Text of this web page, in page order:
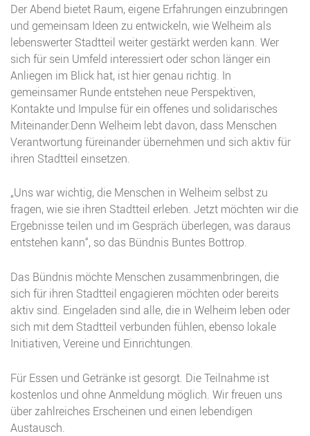
Der Abend bietet Raum, eigene Erfahrungen einzubringen
und gemeinsam Ideen zu entwickeln, wie Welheim als
lebenswerter Stadtteil weiter gestärkt werden kann. Wer
sich für sein Umfeld interessiert oder schon länger ein
Anliegen im Blick hat, ist hier genau richtig. In
gemeinsamer Runde entstehen neue Perspektiven,
Kontakte und Impulse für ein offenes und solidarisches
Miteinander.Denn Welheim lebt davon, dass Menschen
Verantwortung füreinander übernehmen und sich aktiv für
ihren Stadtteil einsetzen.
„Uns war wichtig, die Menschen in Welheim selbst zu
fragen, wie sie ihren Stadtteil erleben. Jetzt möchten wir die
Ergebnisse teilen und im Gespräch überlegen, was daraus
entstehen kann“, so das Bündnis Buntes Bottrop.
Das Bündnis möchte Menschen zusammenbringen, die
sich für ihren Stadtteil engagieren möchten oder bereits
aktiv sind. Eingeladen sind alle, die in Welheim leben oder
sich mit dem Stadtteil verbunden fühlen, ebenso lokale
Initiativen, Vereine und Einrichtungen.
Für Essen und Getränke ist gesorgt. Die Teilnahme ist
kostenlos und ohne Anmeldung möglich. Wir freuen uns
über zahlreiches Erscheinen und einen lebendigen
Austausch.